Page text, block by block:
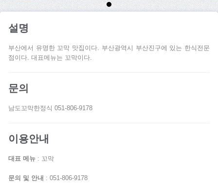
설명
부산에서 유명한 꼬막 맛집이다. 부산광역시 부산진구에 있는 한식전문
점이다. 대표메뉴는 꼬막이다.
문의
남도꼬막한정식 051-806-9178
이용안내
대표 메뉴 : 꼬막
문의 및 안내 : 051-806-9178